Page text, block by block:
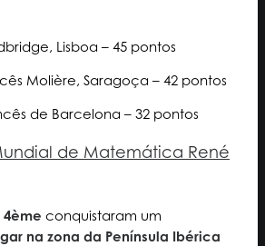
Lisboa – 45 pontos
Molière, Saragoça – 42 pontos
de Barcelona – 32 pontos
de Matemática René
conquistaram um
na zona da Península Ibérica